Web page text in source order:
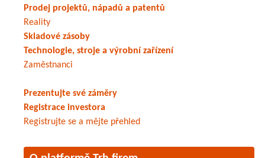
Prodej projektů, nápadů a patentů
Reality
Skladové zásoby
Technologie, stroje a výrobní zařízení
Zaměstnanci
Prezentujte své záměry
Registrace investora
Registrujte se a mějte přehled